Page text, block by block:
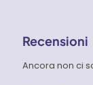
Recensioni
Ancora non ci